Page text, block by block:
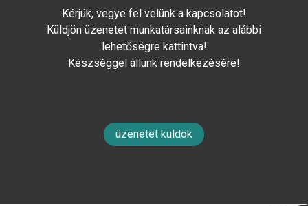
Kérjük, vegye fel velünk a kapcsolatot!
Küldjön üzenetet munkatársainknak az alábbi
lehetőségre kattintva!
Készséggel állunk rendelkezésére!
üzenetet küldök